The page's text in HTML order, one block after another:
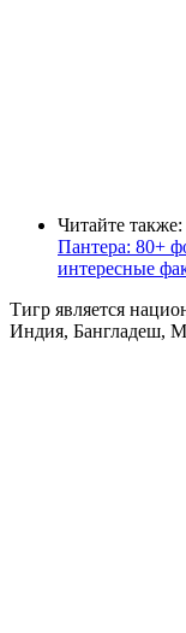
Читайте также:
Пантера: 80+
интересные
Тигр является
Индия, Бангладеш,